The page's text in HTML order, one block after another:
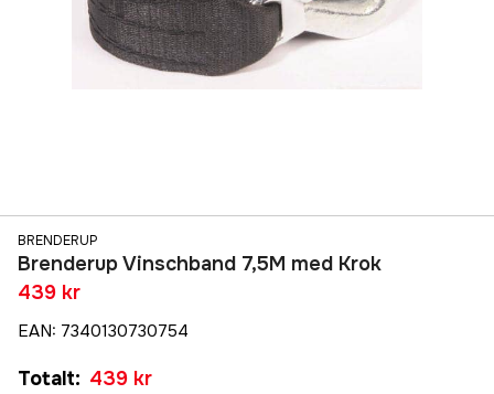
BRENDERUP
Brenderup Vinschband 7,5M med Krok
439 kr
EAN: 7340130730754
Totalt: 439 kr